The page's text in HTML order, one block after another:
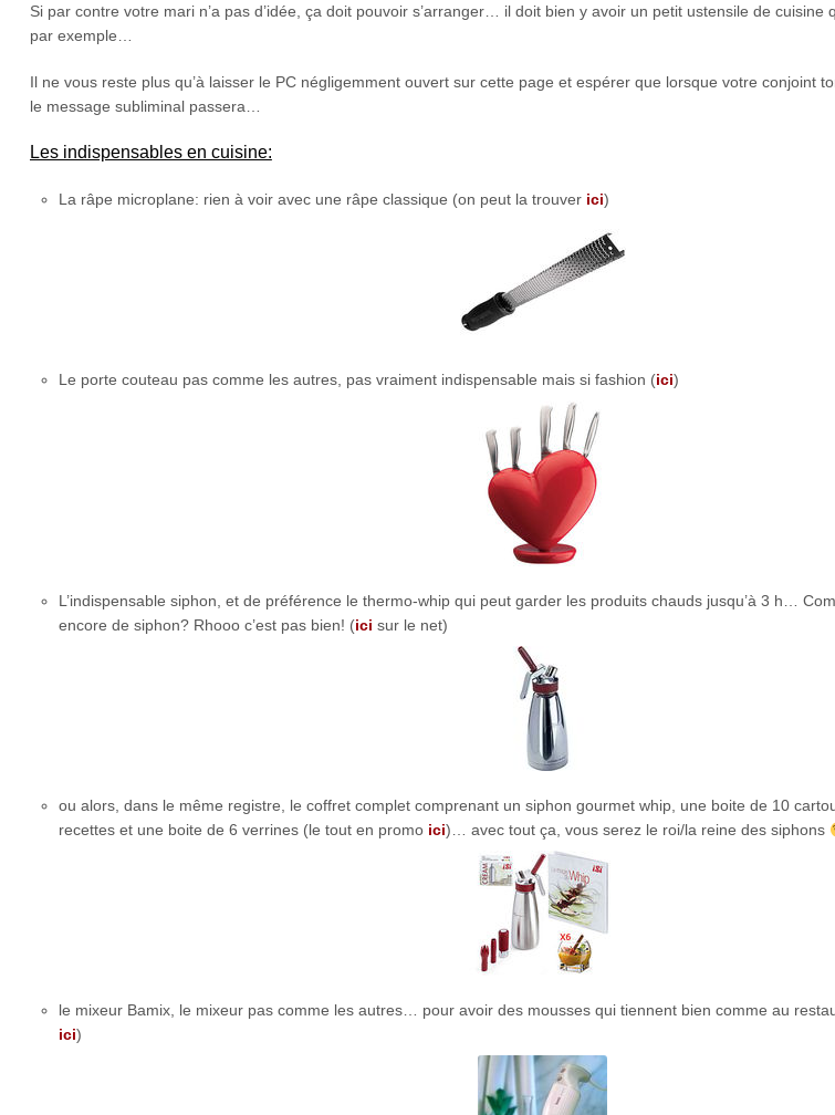
Si par contre votre mari n’a pas d’idée, ça doit pouvoir s’arranger… il doit bien y avoir un petit ustensile de cuisine
par exemple…
Il ne vous reste plus qu’à laisser le PC négligemment ouvert sur cette page et espérer que lorsque votre conjoint
le message subliminal passera…
Les indispensables en cuisine:
La râpe microplane: rien à voir avec une râpe classique (on peut la trouver ici)
Le porte couteau pas comme les autres, pas vraiment indispensable mais si fashion (ici)
L’indispensable siphon, et de préférence le thermo-whip qui peut garder les produits chauds jusqu’à 3 h…
encore de siphon? Rhooo c’est pas bien! (ici sur le net)
ou alors, dans le même registre, le coffret complet comprenant un siphon gourmet whip, une boite de 10
recettes et une boite de 6 verrines (le tout en promo ici)… avec tout ça, vous serez le roi/la reine des siphons
le mixeur Bamix, le mixeur pas comme les autres… pour avoir des mousses qui tiennent bien comme au
ici)